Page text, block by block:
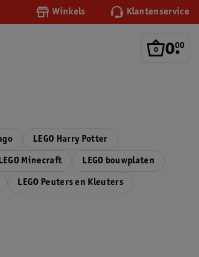
Winkels Klantenservice
0.
00
LEGO Harry Potter
LEGO Minecraft LEGO bouwplaten
LEGO Peuters en Kleuters